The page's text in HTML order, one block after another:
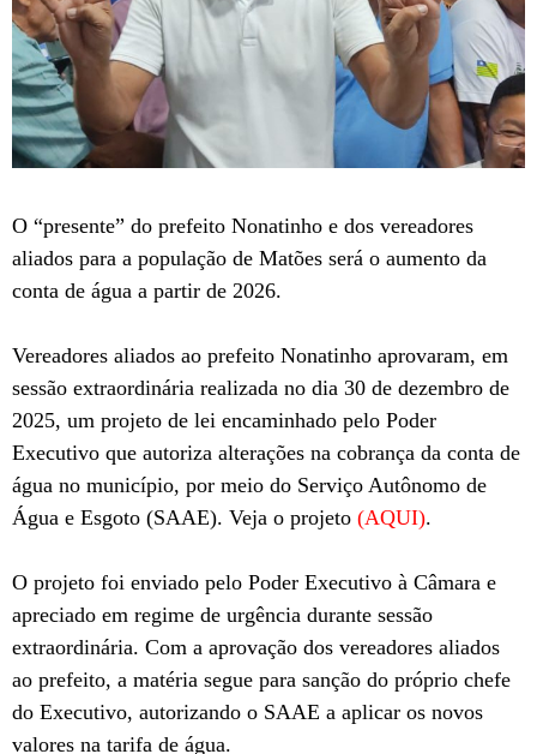
O “presente” do prefeito Nonatinho e dos vereadores
aliados para a população de Matões será o aumento da
conta de água a partir de 2026.
Vereadores aliados ao prefeito Nonatinho aprovaram, em
sessão extraordinária realizada no dia 30 de dezembro de
2025, um projeto de lei encaminhado pelo Poder
Executivo que autoriza alterações na cobrança da conta de
água no município, por meio do Serviço Autônomo de
Água e Esgoto (SAAE). Veja o projeto (AQUI).
O projeto foi enviado pelo Poder Executivo à Câmara e
apreciado em regime de urgência durante sessão
extraordinária. Com a aprovação dos vereadores aliados
ao prefeito, a matéria segue para sanção do próprio chefe
do Executivo, autorizando o SAAE a aplicar os novos
valores na tarifa de água.